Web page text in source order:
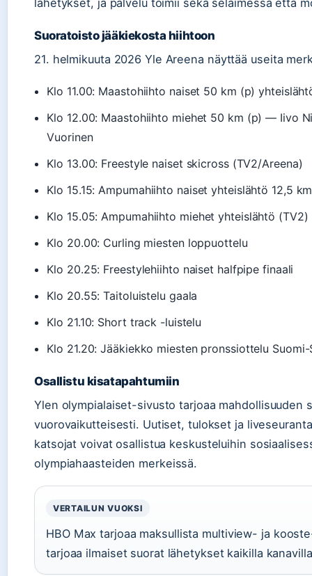
lähetykset, ja palvelu toimii sekä selaimessa että
Suoratoisto jääkiekosta hiihtoon
21. helmikuuta 2026 Yle Areena näyttää useita
Klo 11.00: Maastohiihto naiset 50 km (p)
Klo 12.00: Maastohiihto miehet 50 km (p) — Iivo
Vuorinen
Klo 13.00: Freestyle naiset skicross (TV2/Areena)
Klo 15.15: Ampumahiihto naiset yhteislähtö 12,5
Klo 15.05: Ampumahiihto miehet yhteislähtö (TV2)
Klo 20.00: Curling miesten loppuottelu
Klo 20.25: Freestylehiihto naiset halfpipe finaali
Klo 20.55: Taitoluistelu gaala
Klo 21.10: Short track -luistelu
Klo 21.20: Jääkiekko miesten pronssiottelu
Osallistu kisatapahtumiin
Ylen olympialaiset-sivusto tarjoaa mahdollisuuden
vuorovaikutteisesti. Uutiset, tulokset ja
katsojat voivat osallistua keskusteluihin
olympiahaasteiden merkeissä.
VERTAILUN VUOKSI
HBO Max tarjoaa maksullista multiview- ja
tarjoaa ilmaiset suorat lähetykset kaikilla